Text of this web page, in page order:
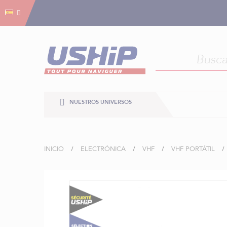
NUESTROS UNIVERSOS
INICIO ELECTRÓNICA VHF VHF PORTÁTIL
Saltar
al
final
de
Gestión de cookies
Gestión de cookies